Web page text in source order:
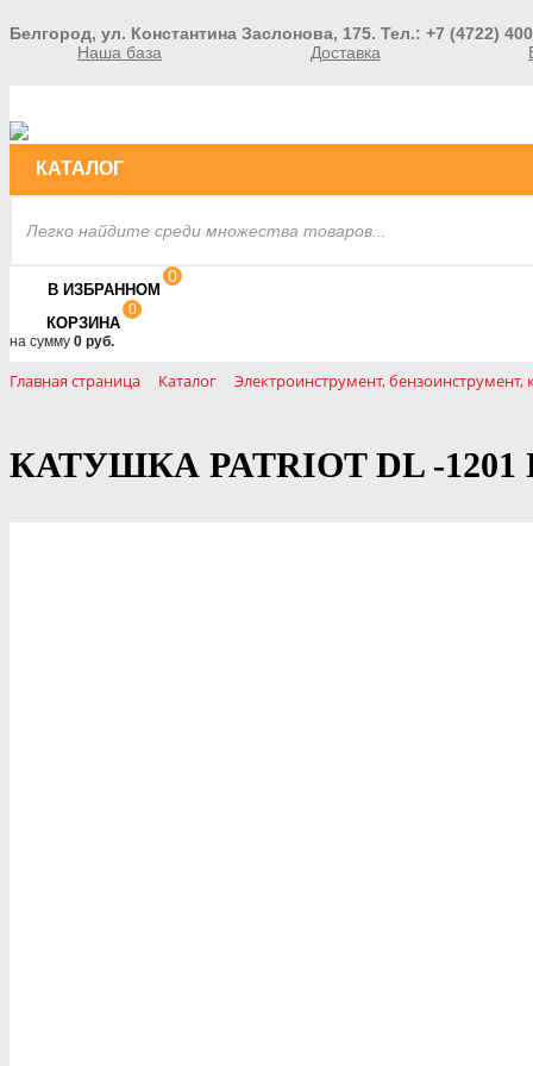
Белгород, ул. Константина Заслонова, 175. Тел.: +7 (4722)
Наша база
Доставка
КАТАЛОГ
В ИЗБРАННОМ
0
КОРЗИНА
0
на сумму 0 руб.
Главная страница Каталог Электроинструмент,
КАТУШКА PATRIOT DL -